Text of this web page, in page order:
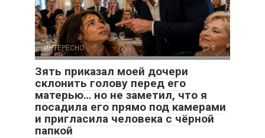
ИНТЕРЕСНО 0
Зять приказал моей дочери
склонить голову перед его
матерью… но не заметил, что я
посадила его прямо под камерами
и пригласила человека с чёрной
папкой